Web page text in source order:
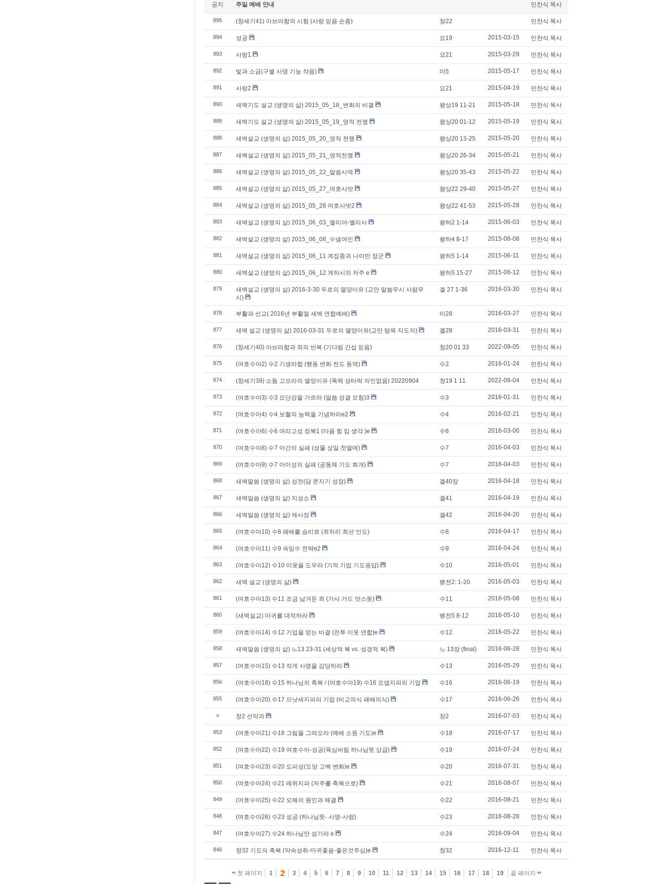
공지 주일 예배 안내 민찬식 목사
895 (창세기41) 아브라함의 시험 (사랑 믿음 순종) 창22 민찬식 목사
894 성공 요19 2015-03-15 민찬식 목사
893 사랑1 요21 2015-03-29 민찬식 목사
892 빛과 소금(구별 사명 기능 작음) 마5 2015-05-17 민찬식 목사
891 사랑2 요21 2015-04-19 민찬식 목사
890 새벽기도 설교 (생명의 삶) 2015_05_18_변화의 비결 왕상19 11-21 2015-05-18 민찬식 목사
889 새벽기도 설교 (생명의 삶) 2015_05_19_영적 전쟁 왕상20 01-12 2015-05-19 민찬식 목사
888 새벽설교 (생명의 삶) 2015_05_20_영적 전쟁 왕상20 13-25 2015-05-20 민찬식 목사
887 새벽설교 (생명의 삶) 2015_05_21_영적전쟁 왕상20 26-34 2015-05-21 민찬식 목사
886 새벽설교 (생명의 삶) 2015_05_22_말씀사역 왕상20 35-43 2015-05-22 민찬식 목사
885 새벽설교 (생명의 삶) 2015_05_27_여호사밧 왕상22 29-40 2015-05-27 민찬식 목사
884 새벽설교 (생명의 삶) 2015_05_28 여호사밧2 왕상22 41-53 2015-05-28 민찬식 목사
883 새벽설교 (생명의 삶) 2015_06_03_엘리야-엘리사 왕하2 1-14 2015-06-03 민찬식 목사
882 새벽설교 (생명의 삶) 2015_06_08_수넴여인 왕하4 8-17 2015-06-08 민찬식 목사
881 새벽설교 (생명의 삶) 2015_06_11 계집종과 나아만 장군 왕하5 1-14 2015-06-11 민찬식 목사
880 새벽설교 (생명의 삶) 2015_06_12 게하시의 저주 e 왕하5 15-27 2015-06-12 민찬식 목사
879
새벽설교 (생명의 삶) 2016-3-30 두로의 멸망이유 (교만 말씀무시 사람무
시)
겔 27 1-36 2016-03-30 민찬식 목사
878 부활과 선교( 2016년 부활절 새벽 연합예배) 마28 2016-03-27 민찬식 목사
877 새벽 설교 (생명의 삶) 2016-03-31 두로의 멸먕이유(교만 탐욕 지도자) 겔28 2016-03-31 민찬식 목사
876 (창세기40) 아브라함과 죄의 반복 (기다림 간섭 믿음) 창20 01 33 2022-09-05 민찬식 목사
875 (여호수아2) 수2 기생라합 (행동 변화 전도 동역) 수2 2016-01-24 민찬식 목사
874 (창세기39) 소돔 고모라의 멸망이유 (폭력 성타락 의인없음) 20220904 창19 1 11 2022-09-04 민찬식 목사
873 (여호수아3) 수3 요단강을 가르라 (말씀 성결 모험)3 수3 2016-01-31 민찬식 목사
872 (여호수아4) 수4 보혈의 능력을 기념하라e2 수4 2016-02-21 민찬식 목사
871 (여호수아6) 수6 여리고성 정복1 (마음 힘 입 생각 )e 수6 2016-03-06 민찬식 목사
870 (여호수아8) 수7 아간의 실패 (성물 성일 첫열매) 수7 2016-04-03 민찬식 목사
869 (여호수아9) 수7 아이성의 실패 (공동체 기도 회개) 수7 2016-04-03 민찬식 목사
868 새벽말씀 (생명의 삶) 성전(담 문지기 성장) 겔40장 2016-04-18 민찬식 목사
867 새벽말씀 (생명의 삶) 지성소 겔41 2016-04-19 민찬식 목사
866 새벽말씀 (생명의 삶) 제사장 겔42 2016-04-20 민찬식 목사
865 (여호수아10) 수8 패배를 승리로 (죄처리 최선 인도) 수8 2016-04-17 민찬식 목사
864 (여호수아11) 수9 속임수 전략e2 수9 2016-04-24 민찬식 목사
863 (여호수아12) 수10 이웃을 도우라 (기적 기업 기도응답) 수10 2016-05-01 민찬식 목사
862 새벽 설교 (생명의 삶) 벧전2: 1-20 2016-05-03 민찬식 목사
861 (여호수아13) 수11 조금 남겨둔 죄 (가사 가드 앗스돗) 수11 2016-05-08 민찬식 목사
860 (새벽설교) 마귀를 대적하라 벧전5 8-12 2016-05-10 민찬식 목사
859 (여호수아14) 수12 기업을 얻는 비결 (전투 이웃 연합)e 수12 2016-05-22 민찬식 목사
858 새벽말씀 (생명의 삶) 느13 23-31 (세상적 복 vs. 성경적 복) 느 13장 (final) 2016-06-28 민찬식 목사
857 (여호수아15) 수13 작게 사명을 감당하라 수13 2016-05-29 민찬식 목사
856 (여호수아18) 수15 하나님의 축복 / (여호수아19) 수16 요셉지파의 기업 수16 2016-06-19 민찬식 목사
855 (여호수아20) 수17 므낫세지파의 기업 (비교의식 패배의식) 수17 2016-06-26 민찬식 목사
» 창2 선악과 창2 2016-07-03 민찬식 목사
853 (여호수아21) 수18 그림을 그려오라 (예배 소원 기도)e 수18 2016-07-17 민찬식 목사
852 (여호수아22) 수19 여호수아-성공(욕심버림 하나님뜻 상급) 수19 2016-07-24 민찬식 목사
851 (여호수아23) 수20 도피성(도망 고백 변화)e 수20 2016-07-31 민찬식 목사
850 (여호수아24) 수21 레위지파 (저주를 축복으로) 수21 2016-08-07 민찬식 목사
849 (여호수아25) 수22 오해의 원인과 해결 수22 2016-08-21 민찬식 목사
848 (여호수아26) 수23 성공 (하나님뜻- 사명-사랑) 수23 2016-08-28 민찬식 목사
847 (여호수아27) 수24 하나님만 섬기라 e 수24 2016-09-04 민찬식 목사
846 창32 기도의 축복 (약속성취-마귀좇음-좋은것주심)e 창32 2016-12-11 민찬식 목사
첫 페이지 1 2 3 4 5 6 7 8 9 10 11 12 13 14 15 16 17 18 19 끝 페이지